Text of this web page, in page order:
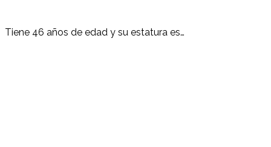
Tiene 46 años de edad y su estatura es…